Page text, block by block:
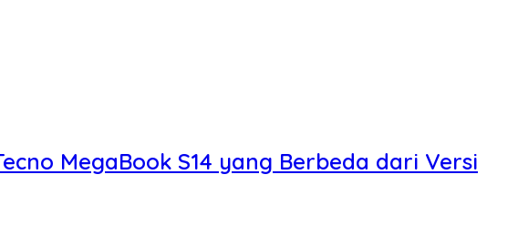
MegaBook S14 yang Berbeda dari Versi